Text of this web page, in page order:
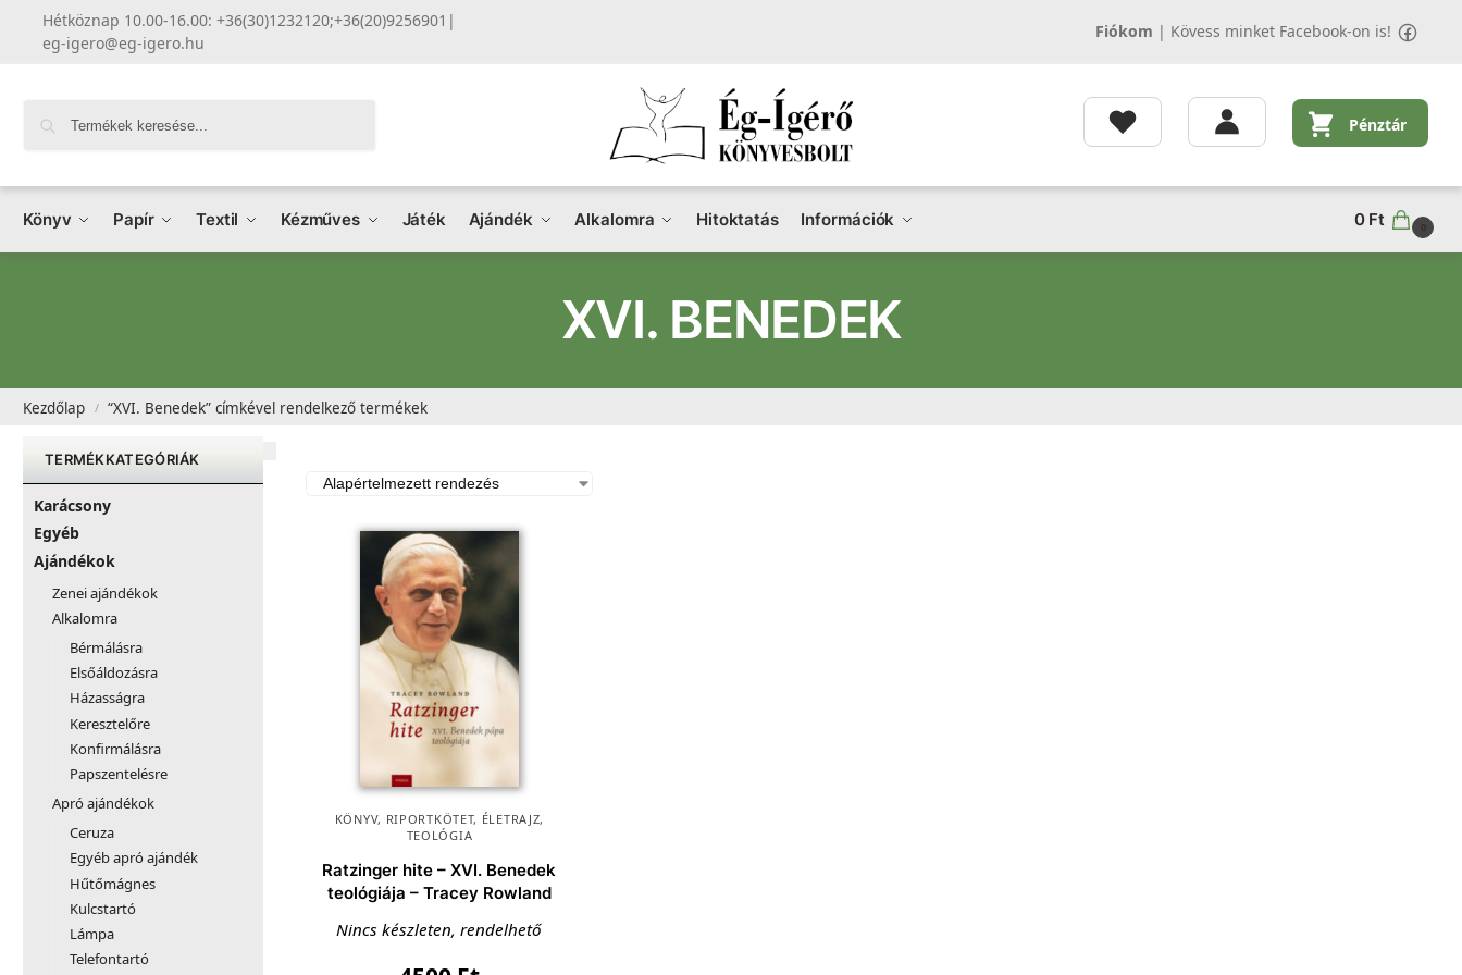
Hétköznap 10.00-16.00: +36(30)1232120;+36(20)9256901 |
eg-igero@eg-igero.hu
Fiókom | Kövess minket Facebook-on is!
Pénztár
Könyv Papír Textil Kézműves Játék Ajándék Alkalomra Hitoktatás Információk 0 Ft 0
XVI. BENEDEK
Kezdőlap / “XVI. Benedek” címkével rendelkező termékek
KÖNYV, RIPORTKÖTET, ÉLETRAJZ,
TEOLÓGIA
Ratzinger hite – XVI. Benedek
teológiája – Tracey Rowland
Nincs készleten, rendelhető
TERMÉKKATEGÓRIÁK
Karácsony
Egyéb
Ajándékok
Zenei ajándékok
Alkalomra
Bérmálásra
Elsőáldozásra
Házasságra
Keresztelőre
Konfirmálásra
Papszentelésre
Apró ajándékok
Ceruza
Egyéb apró ajándék
Hűtőmágnes
Kulcstartó
Lámpa
Telefontartó